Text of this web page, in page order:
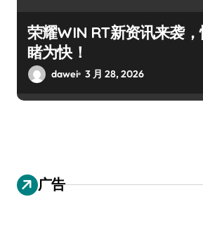
荣耀WIN RT新资讯来袭
睹为快！
dawei 3 月 28, 2026
广告